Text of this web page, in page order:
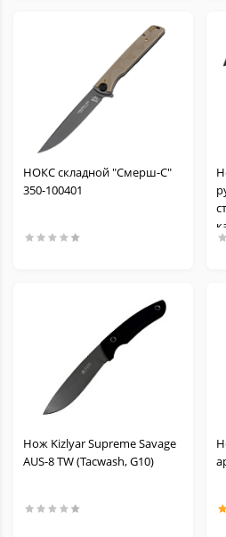
НОКС складной "Смерш-С"
350-100401
Нож Kizlyar Supreme Savage
AUS-8 TW (Tacwash, G10)